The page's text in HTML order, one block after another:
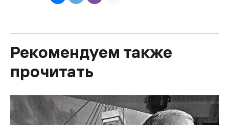
Рекомендуем также
прочитать